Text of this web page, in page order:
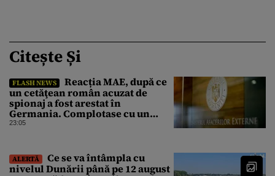
Citește Și
FLASH NEWS
Reacția MAE, după ce
un cetăţean român acuzat de
spionaj a fost arestat în
Germania. Complotase cu un
ucrainean ca să asasineze un
23:05
ALERTĂ
Ce se va întâmpla cu
nivelul Dunării până pe 12 august